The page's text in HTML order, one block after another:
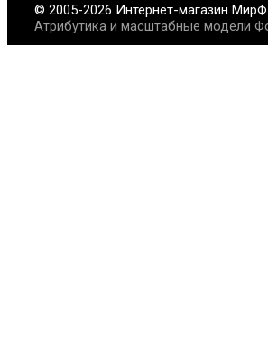
© 2005-2026 Интернет-магазин
Атрибутика и масштабные модели